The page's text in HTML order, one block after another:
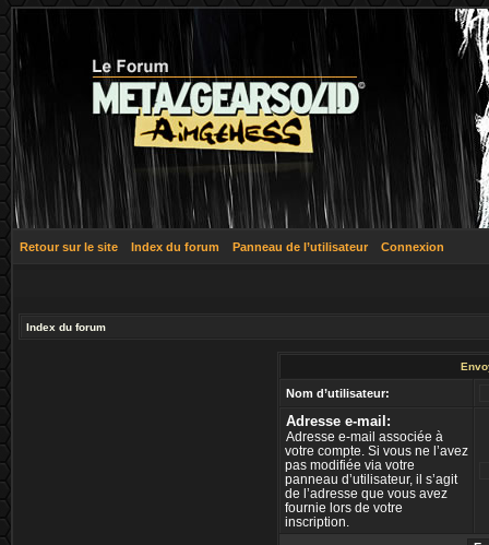
Retour sur le site Index du forum Panneau de l’utilisateur Connexion
Index du forum
Nom d’utilisateur:
Adresse e-mail:
Adresse e-mail associée à
votre compte. Si vous ne l’avez
pas modifiée via votre
panneau d’utilisateur, il s’agit
de l’adresse que vous avez
fournie lors de votre
inscription.